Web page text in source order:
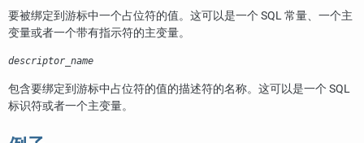
要被绑定到游标中一个占位符的值。这可以是一个 SQL 常量、一个主
变量或者一个带有指示符的主变量。
descriptor_name
包含要绑定到游标中占位符的值的描述符的名称。这可以是一个 SQL
标识符或者一个主变量。